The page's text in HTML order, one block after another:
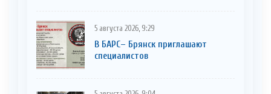
5 августа 2026, 9:29
В БАРС– Брянcк приглaшают
cпециaлистoв